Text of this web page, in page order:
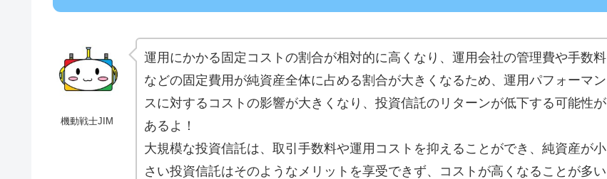
機動戦士JIM
運用にかかる固定コストの割合が相対的に高くなり、運用会社の管理費や手数料
などの固定費用が純資産全体に占める割合が大きくなるため、運用パフォーマン
スに対するコストの影響が大きくなり、投資信託のリターンが低下する可能性が
あるよ！
大規模な投資信託は、取引手数料や運用コストを抑えることができ、純資産が小
さい投資信託はそのようなメリットを享受できず、コストが高くなることが多い